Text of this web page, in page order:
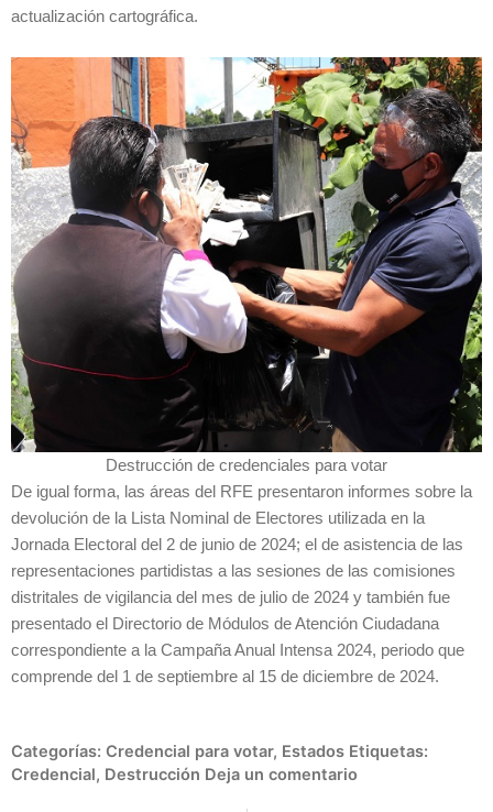
actualización cartográfica.
Destrucción de credenciales para votar
De igual forma, las áreas del RFE presentaron informes sobre la
devolución de la Lista Nominal de Electores utilizada en la
Jornada Electoral del 2 de junio de 2024; el de asistencia de las
representaciones partidistas a las sesiones de las comisiones
distritales de vigilancia del mes de julio de 2024 y también fue
presentado el Directorio de Módulos de Atención Ciudadana
correspondiente a la Campaña Anual Intensa 2024, periodo que
comprende del 1 de septiembre al 15 de diciembre de 2024.
Categorías: Credencial para votar, Estados Etiquetas:
Credencial, Destrucción Deja un comentario